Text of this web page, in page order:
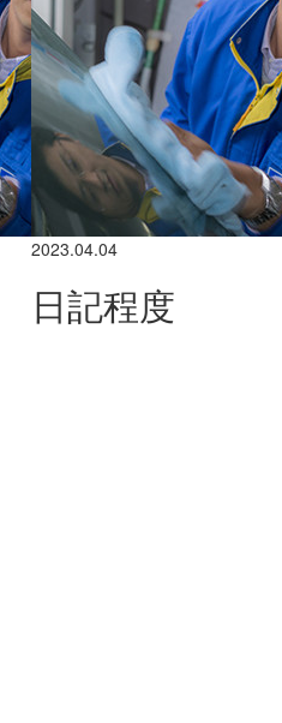
2023.04.04
日記程度